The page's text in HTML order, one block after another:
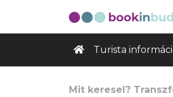
Turista
Mit keresel?